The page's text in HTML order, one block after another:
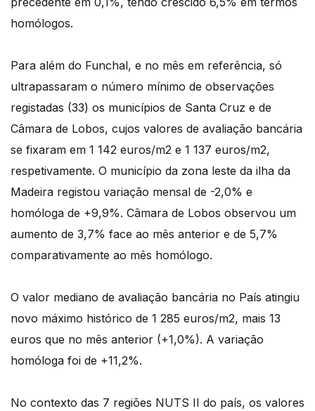
homólogos.
Para além do Funchal, e no mês em referência, só
ultrapassaram o número mínimo de observações
registadas (33) os municípios de Santa Cruz e de
Câmara de Lobos, cujos valores de avaliação bancária
se fixaram em 1 142 euros/m2 e 1 137 euros/m2,
respetivamente. O município da zona leste da ilha da
Madeira registou variação mensal de -2,0% e
homóloga de +9,9%. Câmara de Lobos observou um
aumento de 3,7% face ao mês anterior e de 5,7%
comparativamente ao mês homólogo.
O valor mediano de avaliação bancária no País atingiu
novo máximo histórico de 1 285 euros/m2, mais 13
euros que no mês anterior (+1,0%). A variação
homóloga foi de +11,2%.
No contexto das 7 regiões NUTS II do país, os valores